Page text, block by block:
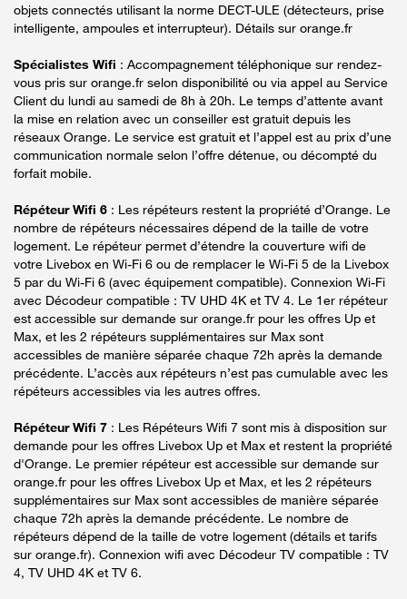
objets connectés utilisant la norme DECT-ULE (détecteurs, prise
intelligente, ampoules et interrupteur). Détails sur orange.fr
Spécialistes Wifi : Accompagnement téléphonique sur rendez-
vous pris sur orange.fr selon disponibilité ou via appel au Service
Client du lundi au samedi de 8h à 20h. Le temps d’attente avant
la mise en relation avec un conseiller est gratuit depuis les
réseaux Orange. Le service est gratuit et l’appel est au prix d’une
communication normale selon l’offre détenue, ou décompté du
forfait mobile.
Répéteur Wifi 6 : Les répéteurs restent la propriété d’Orange. Le
nombre de répéteurs nécessaires dépend de la taille de votre
logement. Le répéteur permet d’étendre la couverture wifi de
votre Livebox en Wi-Fi 6 ou de remplacer le Wi-Fi 5 de la Livebox
5 par du Wi-Fi 6 (avec équipement compatible). Connexion Wi-Fi
avec Décodeur compatible : TV UHD 4K et TV 4. Le 1er répéteur
est accessible sur demande sur orange.fr pour les offres Up et
Max, et les 2 répéteurs supplémentaires sur Max sont
accessibles de manière séparée chaque 72h après la demande
précédente. L’accès aux répéteurs n’est pas cumulable avec les
répéteurs accessibles via les autres offres.
Répéteur Wifi 7 : Les Répéteurs Wifi 7 sont mis à disposition sur
demande pour les offres Livebox Up et Max et restent la propriété
d'Orange. Le premier répéteur est accessible sur demande sur
orange.fr pour les offres Livebox Up et Max, et les 2 répéteurs
supplémentaires sur Max sont accessibles de manière séparée
chaque 72h après la demande précédente. Le nombre de
répéteurs dépend de la taille de votre logement (détails et tarifs
sur orange.fr). Connexion wifi avec Décodeur TV compatible : TV
4, TV UHD 4K et TV 6.